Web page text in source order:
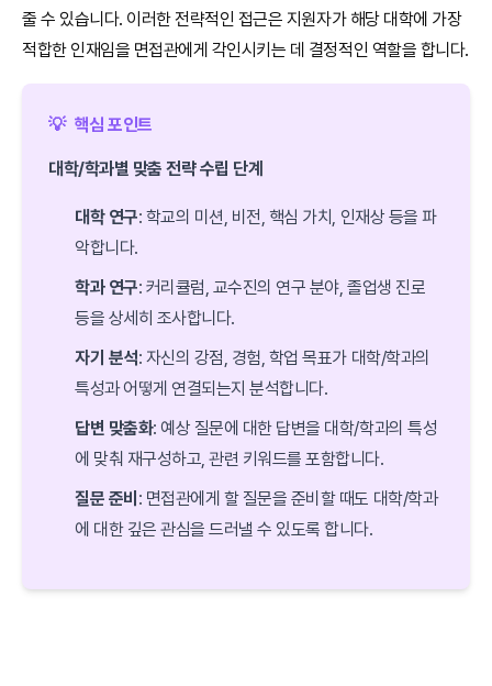
줄 수 있습니다. 이러한 전략적인 접근은 지원자가 해당 대학에 가장
적합한 인재임을 면접관에게 각인시키는 데 결정적인 역할을 합니다.
💡 핵심 포인트
대학/학과별 맞춤 전략 수립 단계
대학 연구: 학교의 미션, 비전, 핵심 가치, 인재상 등을 파
악합니다.
학과 연구: 커리큘럼, 교수진의 연구 분야, 졸업생 진로
등을 상세히 조사합니다.
자기 분석: 자신의 강점, 경험, 학업 목표가 대학/학과의
특성과 어떻게 연결되는지 분석합니다.
답변 맞춤화: 예상 질문에 대한 답변을 대학/학과의 특성
에 맞춰 재구성하고, 관련 키워드를 포함합니다.
질문 준비 : 면접관에게 할 질문을 준비할 때도 대학/학과
에 대한 깊은 관심을 드러낼 수 있도록 합니다.